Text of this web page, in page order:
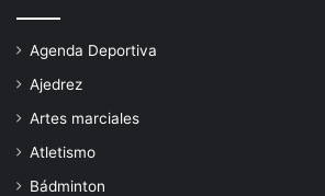
Agenda Deportiva
Ajedrez
Artes marciales
Atletismo
Bádminton